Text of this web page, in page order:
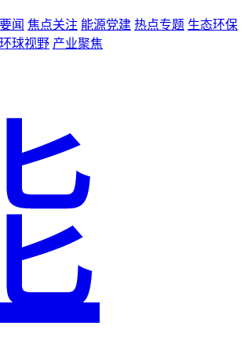
闻 焦点关注 能源党建 热点专题 生态环保
环球视野 产业聚焦